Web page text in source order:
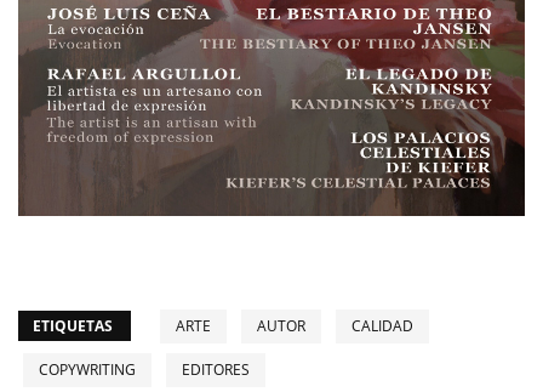
ETIQUETAS ARTE AUTOR CALIDAD
COPYWRITING EDITORES